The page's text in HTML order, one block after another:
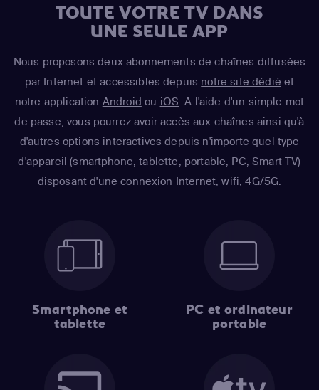
TOUTE VOTRE TV DANS
UNE SEULE APP
Nous proposons deux abonnements de chaînes diffusées
par Internet et accessibles depuis notre site dédié et
notre application Android ou iOS . A l'aide d'un simple mot
de passe, vous pourrez avoir accès aux chaînes ainsi qu'à
d'autres options interactives depuis n'importe quel type
d'appareil (smartphone, tablette, portable, PC, Smart TV)
disposant d'une connexion Internet, wifi, 4G/5G.
Smartphone et
tablette
PC et ordinateur
portable